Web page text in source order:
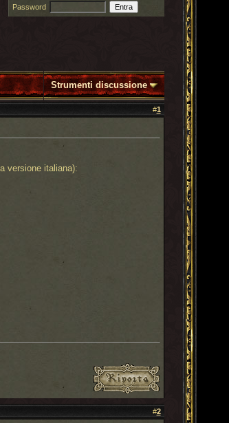
Password
Strumenti discussione
#1
versione italiana):
#2